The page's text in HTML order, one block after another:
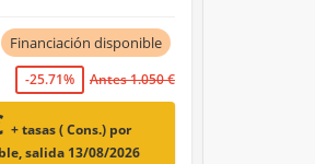
Financiación disponible
-25.71% Antes 1.050 €
+ tasas ( Cons.) por
salida 13/08/2026